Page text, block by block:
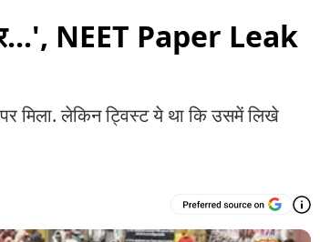
NEET Paper Leak
मिला. लेकिन ट्विस्ट ये था कि उसमें लिखे